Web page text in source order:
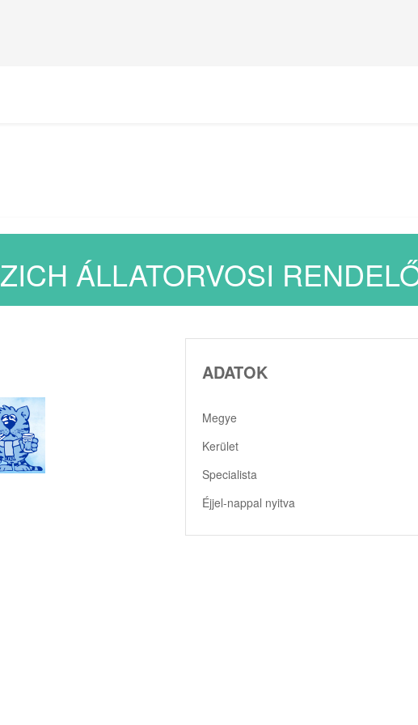
ÁLLATORVOSI
ADATOK
Megye
Kerület
Specialista
Éjjel-nappal nyitva